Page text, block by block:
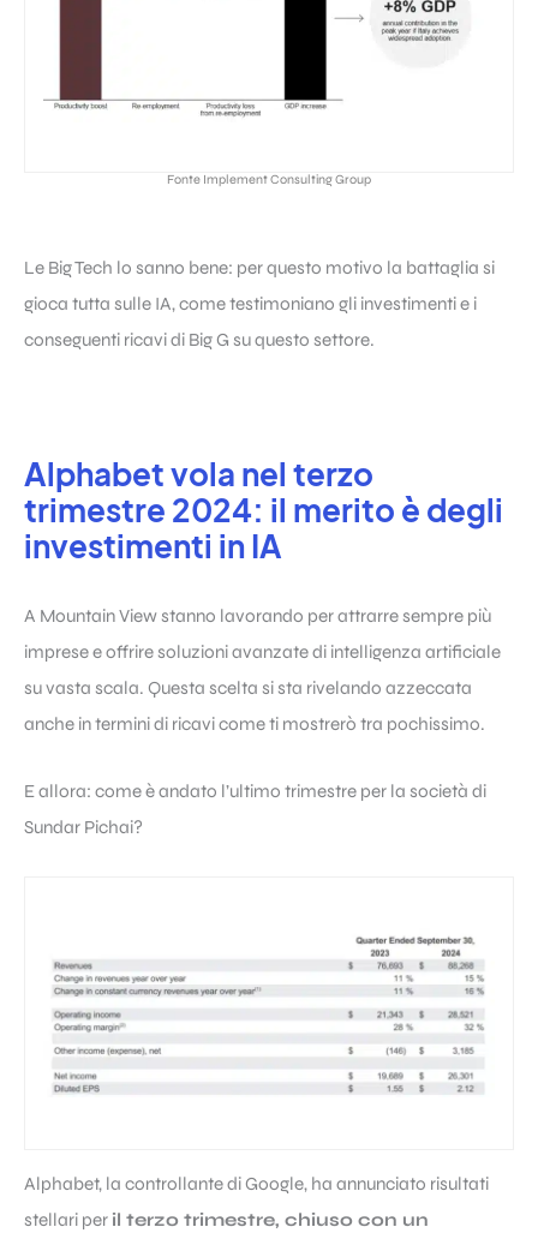
Fonte Implement Consulting Group
Le Big Tech lo sanno bene: per questo motivo la battaglia si
gioca tutta sulle IA, come testimoniano gli investimenti e i
conseguenti ricavi di Big G su questo settore.
Alphabet vola nel terzo
trimestre 2024: il merito è degli
investimenti in IA
A Mountain View stanno lavorando per attrarre sempre più
imprese e offrire soluzioni avanzate di intelligenza artificiale
su vasta scala. Questa scelta si sta rivelando azzeccata
anche in termini di ricavi come ti mostrerò tra pochissimo.
E allora: come è andato l’ultimo trimestre per la società di
Sundar Pichai?
Alphabet, la controllante di Google, ha annunciato risultati
stellari per il terzo trimestre, chiuso con un